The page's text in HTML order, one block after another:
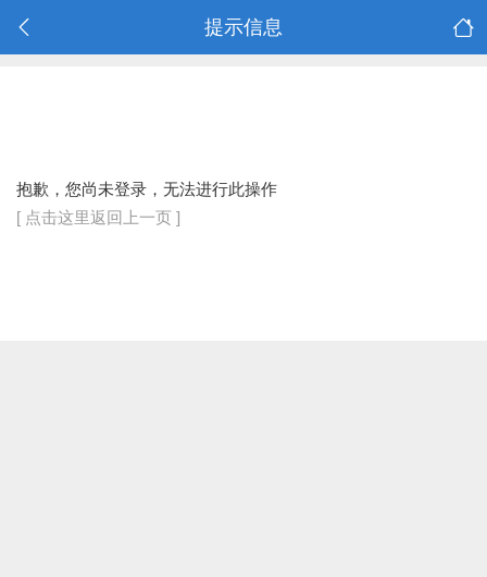
提示信息
抱歉，您尚未登录，无法进行此操作
[ 点击这里返回上一页 ]